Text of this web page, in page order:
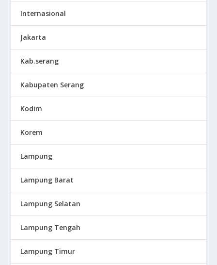
Internasional
Jakarta
Kab.serang
Kabupaten Serang
Kodim
Korem
Lampung
Lampung Barat
Lampung Selatan
Lampung Tengah
Lampung Timur